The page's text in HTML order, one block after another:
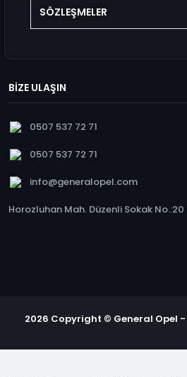
SÖZLEŞMELER
BİZE ULAŞIN
0507 537 72 71
0507 537 72 71
info@generalopel.com
Horozluhan Mah. Düzenli Sokak
2026 Copyright © General Opel -